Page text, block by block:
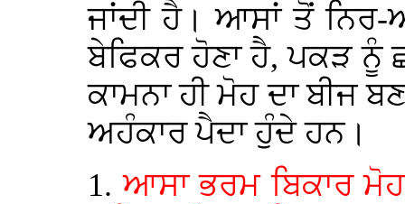
ਜਾਂਦੀ ਹੈ। ਆਸਾਂ ਤੋਂ
ਬੇਫਿਕਰ ਹੋਣਾ ਹੈ, ਪਕੜ ਨੂੰ
ਕਾਮਨਾ ਹੀ ਮੋਹ ਦਾ ਬੀਜ
ਅਹੰਕਾਰ ਪੈਦਾ ਹੁੰਦੇ ਹਨ।
1.ਆਸਾ ਭਰਮ ਬਿਕਾਰ